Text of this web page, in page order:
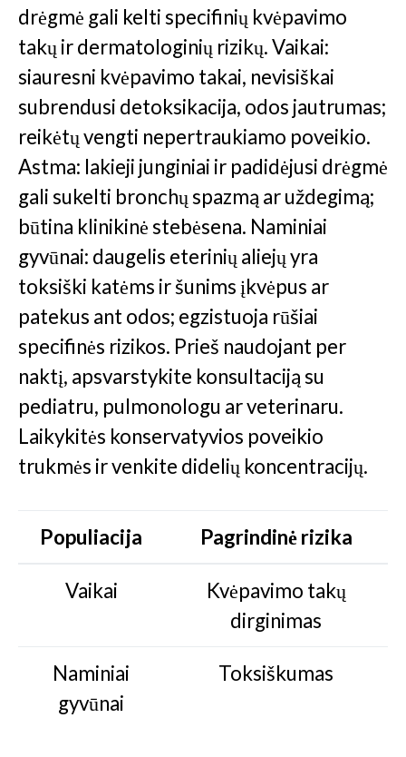
drėgmė gali kelti specifinių kvėpavimo
takų ir dermatologinių rizikų. Vaikai:
siauresni kvėpavimo takai, nevisiškai
subrendusi detoksikacija, odos jautrumas;
reikėtų vengti nepertraukiamo poveikio.
Astma: lakieji junginiai ir padidėjusi drėgmė
gali sukelti bronchų spazmą ar uždegimą;
būtina klinikinė stebėsena. Naminiai
gyvūnai: daugelis eterinių aliejų yra
toksiški katėms ir šunims įkvėpus ar
patekus ant odos; egzistuoja rūšiai
specifinės rizikos. Prieš naudojant per
naktį, apsvarstykite konsultaciją su
pediatru, pulmonologu ar veterinaru.
Laikykitės konservatyvios poveikio
trukmės ir venkite didelių koncentracijų.
Populiacija Pagrindinė rizika
Vaikai
Kvėpavimo takų
dirginimas
Naminiai
gyvūnai
Toksiškumas